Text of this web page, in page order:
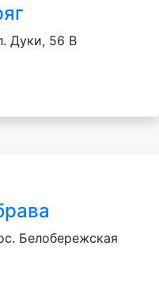
Дуки, 56 В
Белобережская